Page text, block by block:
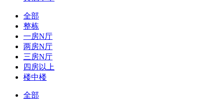
全部
整栋
一房N厅
两房N厅
三房N厅
四房以上
楼中楼
全部